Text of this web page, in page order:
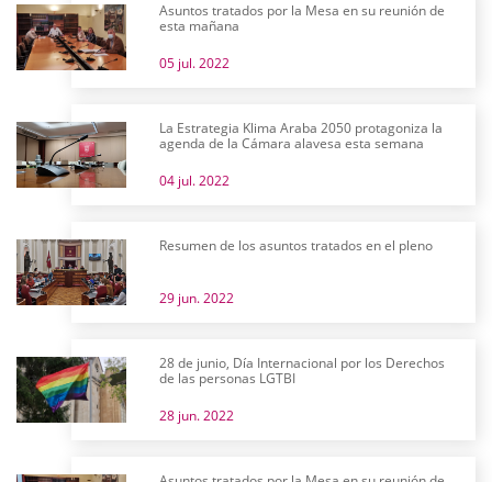
Asuntos tratados por la Mesa en su reunión de
esta mañana
05 jul. 2022
La Estrategia Klima Araba 2050 protagoniza la
agenda de la Cámara alavesa esta semana
04 jul. 2022
Resumen de los asuntos tratados en el pleno
29 jun. 2022
28 de junio, Día Internacional por los Derechos
de las personas LGTBI
28 jun. 2022